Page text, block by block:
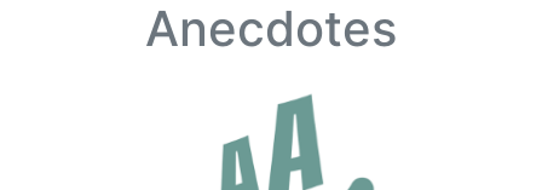
Anecdotes